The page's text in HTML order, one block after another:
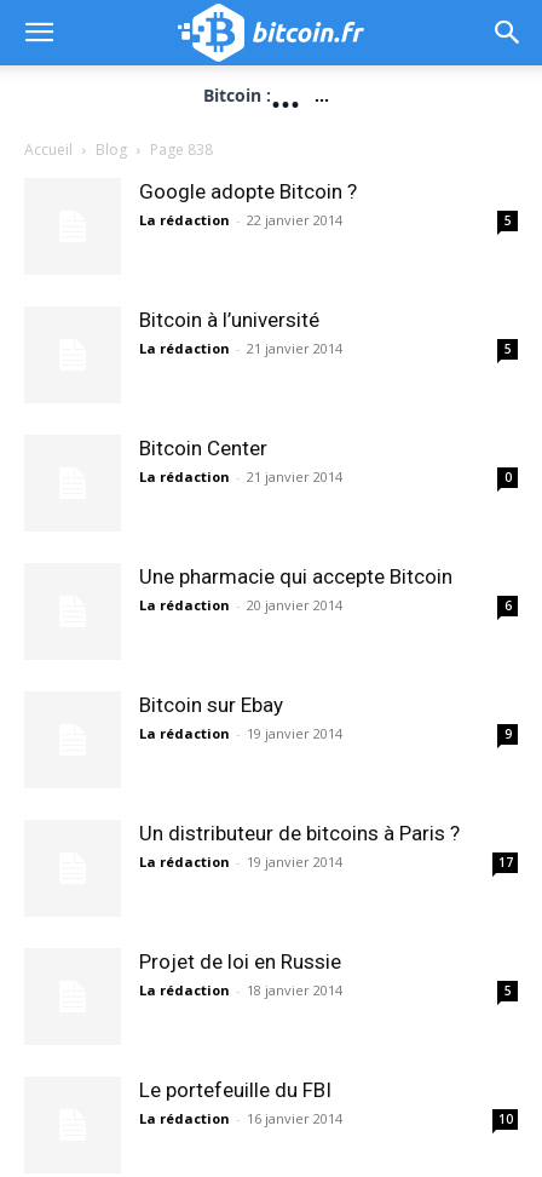
Bitcoin :... ...
Accueil Blog Page 838
Google adopte Bitcoin ?
La rédaction - 22 janvier 2014 5
Bitcoin à l’université
La rédaction - 21 janvier 2014 5
Bitcoin Center
La rédaction - 21 janvier 2014 0
Une pharmacie qui accepte Bitcoin
La rédaction - 20 janvier 2014 6
Bitcoin sur Ebay
La rédaction - 19 janvier 2014 9
Un distributeur de bitcoins à Paris ?
La rédaction - 19 janvier 2014 17
Projet de loi en Russie
La rédaction - 18 janvier 2014 5
Le portefeuille du FBI
La rédaction - 16 janvier 2014 10